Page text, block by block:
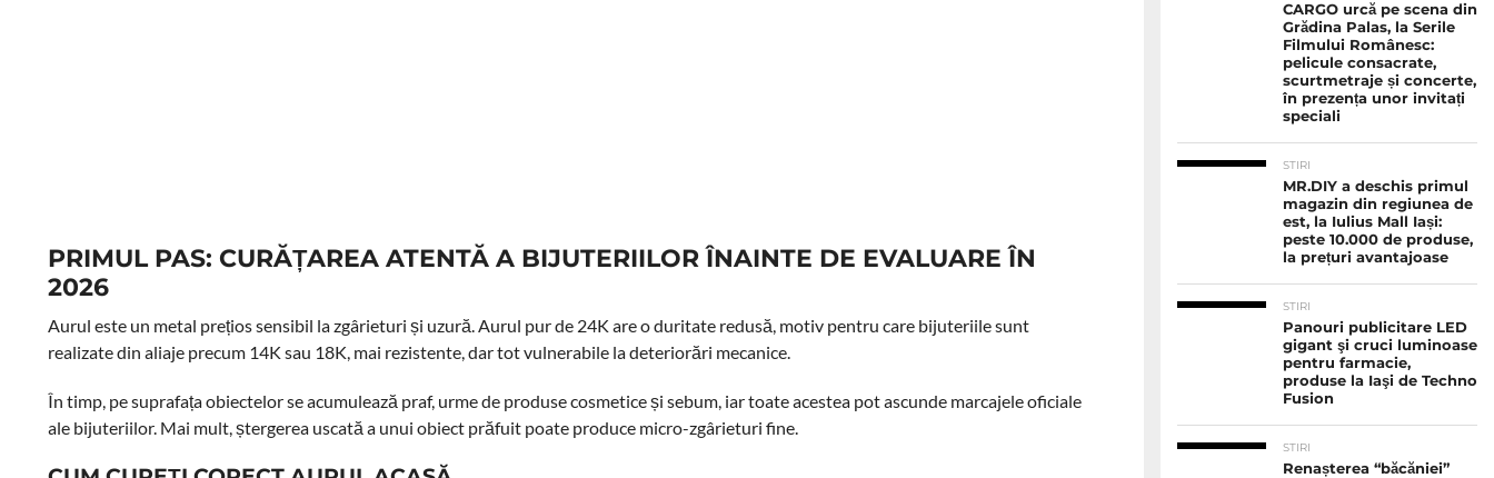
PRIMUL PAS: CURĂȚAREA ATENTĂ A BIJUTERIILOR ÎNAINTE DE EVALUARE ÎN
2026
Aurul este un metal prețios sensibil la zgârieturi și uzură. Aurul pur de 24K are o duritate redusă, motiv pentru care bijuteriile sunt
realizate din aliaje precum 14K sau 18K, mai rezistente, dar tot vulnerabile la deteriorări mecanice.
În timp, pe suprafața obiectelor se acumulează praf, urme de produse cosmetice și sebum, iar toate acestea pot ascunde marcajele oficiale
ale bijuteriilor. Mai mult, ștergerea uscată a unui obiect prăfuit poate produce micro-zgârieturi fine.
CARGO urcă pe scena din
Grădina Palas, la Serile
Filmului Românesc:
pelicule consacrate,
scurtmetraje și concerte,
în prezența unor invitați
speciali
STIRI
MR.DIY a deschis primul
magazin din regiunea de
est, la Iulius Mall Iași:
peste 10.000 de produse,
la prețuri avantajoase
STIRI
Panouri publicitare LED
gigant şi cruci luminoase
pentru farmacie,
produse la Iaşi de Techno
Fusion
STIRI
Renașterea “băcăniei”